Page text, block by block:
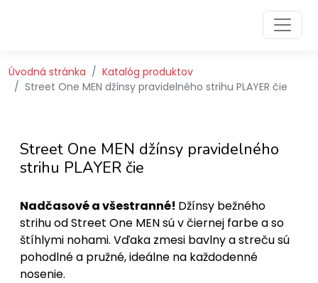
Úvodná stránka
Katalóg produktov
Street One MEN džínsy pravidelného strihu PLAYER čie
Street One MEN džínsy pravidelného
strihu PLAYER čie
Nadčasové a všestranné! Džínsy bežného
strihu od Street One MEN sú v čiernej farbe a so
štíhlymi nohami. Vďaka zmesi bavlny a streču sú
pohodlné a pružné, ideálne na každodenné
nosenie.